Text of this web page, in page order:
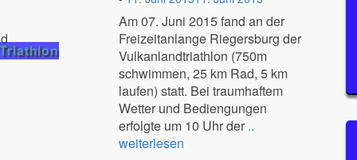
Triathlon
Am 07. Juni 2015 fand an der
Freizeitanlange Riegersburg der
Vulkanlandtriathlon (750m
schwimmen, 25 km Rad, 5 km
laufen) statt. Bei traumhaftem
Wetter und Bediengungen
erfolgte um 10 Uhr der ..
weiterlesen